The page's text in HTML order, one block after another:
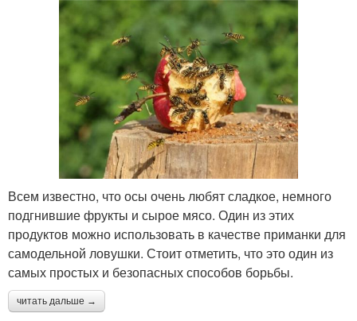
Всем известно, что осы очень любят сладкое, немного
подгнившие фрукты и сырое мясо. Один из этих
продуктов можно использовать в качестве приманки для
самодельной ловушки. Стоит отметить, что это один из
самых простых и безопасных способов борьбы.
читать дальше →